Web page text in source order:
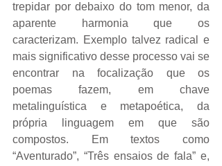
trepidar por debaixo do tom menor, da
aparente harmonia que os
caracterizam. Exemplo talvez radical e
mais significativo desse processo vai se
encontrar na focalização que os
poemas fazem, em chave
metalinguística e metapoética, da
própria linguagem em que são
compostos. Em textos como
“Aventurado”, “Três ensaios de fala” e,